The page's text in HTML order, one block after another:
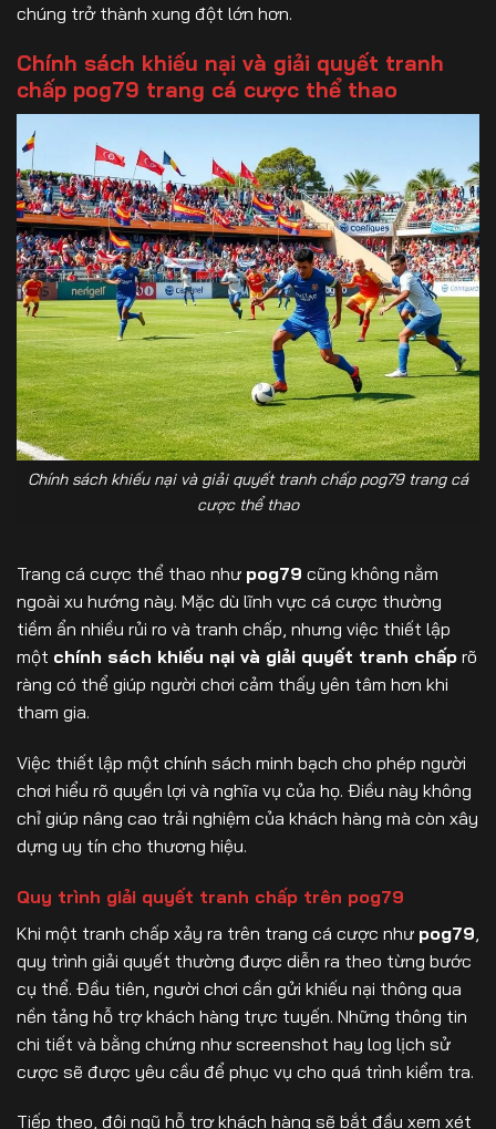
chúng trở thành xung đột lớn hơn.
Chính sách khiếu nại và giải quyết tranh
chấp pog79 trang cá cược thể thao
Chính sách khiếu nại và giải quyết tranh chấp pog79 trang cá
cược thể thao
Trang cá cược thể thao như pog79 cũng không nằm
ngoài xu hướng này. Mặc dù lĩnh vực cá cược thường
tiềm ẩn nhiều rủi ro và tranh chấp, nhưng việc thiết lập
một chính sách khiếu nại và giải quyết tranh chấp rõ
ràng có thể giúp người chơi cảm thấy yên tâm hơn khi
tham gia.
Việc thiết lập một chính sách minh bạch cho phép người
chơi hiểu rõ quyền lợi và nghĩa vụ của họ. Điều này không
chỉ giúp nâng cao trải nghiệm của khách hàng mà còn xây
dựng uy tín cho thương hiệu.
Quy trình giải quyết tranh chấp trên pog79
Khi một tranh chấp xảy ra trên trang cá cược như pog79
quy trình giải quyết thường được diễn ra theo từng bước
cụ thể. Đầu tiên, người chơi cần gửi khiếu nại thông qua
nền tảng hỗ trợ khách hàng trực tuyến. Những thông tin
chi tiết và bằng chứng như screenshot hay log lịch sử
cược sẽ được yêu cầu để phục vụ cho quá trình kiểm tra.
Tiếp theo, đội ngũ hỗ trợ khách hàng sẽ bắt đầu xem xét